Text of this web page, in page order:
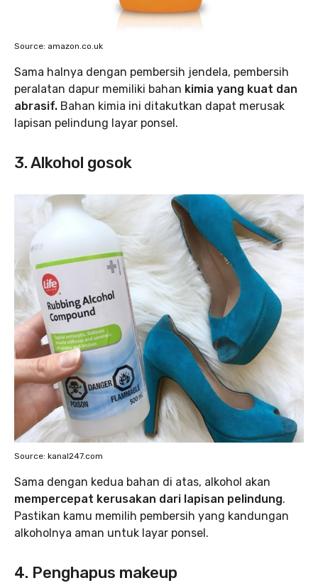
Source: amazon.co.uk
Sama halnya dengan pembersih jendela, pembersih
peralatan dapur memiliki bahan kimia yang kuat dan
abrasif. Bahan kimia ini ditakutkan dapat merusak
lapisan pelindung layar ponsel.
3. Alkohol gosok
Source: kanal247.com
Sama dengan kedua bahan di atas, alkohol akan
mempercepat kerusakan dari lapisan pelindung.
Pastikan kamu memilih pembersih yang kandungan
alkoholnya aman untuk layar ponsel.
4. Penghapus makeup